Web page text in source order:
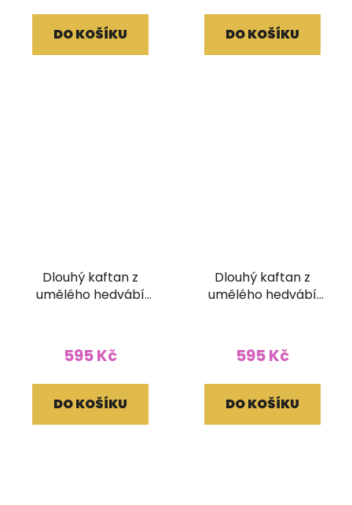
DO KOŠÍKU DO KOŠÍKU
Dlouhý kaftan z
umělého hedvábí
595 Kč
DO KOŠÍKU
Dlouhý kaftan z
umělého hedvábí
595 Kč
DO KOŠÍKU